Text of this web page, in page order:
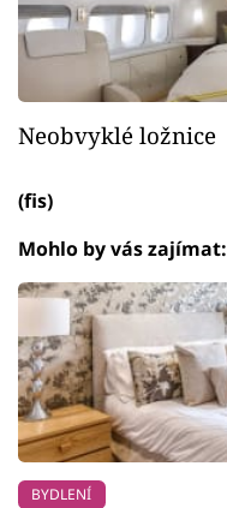
Neobvyklé ložnice
(fis)
Mohlo by vás zajímat:
BYDLENÍ